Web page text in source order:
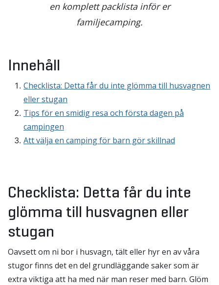
en komplett packlista inför er
familjecamping.
Innehåll
Checklista: Detta får du inte glömma till husvagnen
eller stugan
Tips för en smidig resa och första dagen på
campingen
Att välja en camping för barn gör skillnad
Checklista: Detta får du inte
glömma till husvagnen eller
stugan
Oavsett om ni bor i husvagn, tält eller hyr en av våra
stugor finns det en del grundläggande saker som är
extra viktiga att ha med när man reser med barn. Glöm